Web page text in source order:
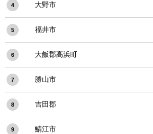
4 大野市
5 福井市
6 大飯郡高浜町
7 勝山市
8 吉田郡
9 鯖江市